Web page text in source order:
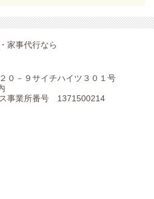
家事代行なら
０－９サイチハイツ３０１号
事業所番号 1371500214